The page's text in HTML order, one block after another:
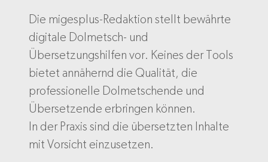
Die migesplus-Redaktion stellt bewährte
digitale Dolmetsch- und
Übersetzungshilfen vor. Keines der Tools
bietet annähernd die Qualität, die
professionelle Dolmetschende und
Übersetzende erbringen können.
In der Praxis sind die übersetzten Inhalte
mit Vorsicht einzusetzen.